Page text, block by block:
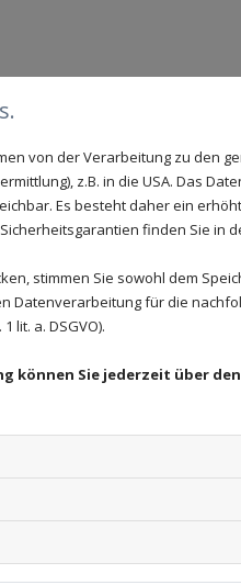
24,00
14,60
Pflegegrade 2 bis 5 die
zurzeit pro Monat:
von der Verarbeitung zu den
z.B. in die USA. Das
Es besteht daher ein
finden Sie in
stimmen Sie sowohl dem
Datenverarbeitung für die
lit. a. DSGVO).
können Sie jederzeit über